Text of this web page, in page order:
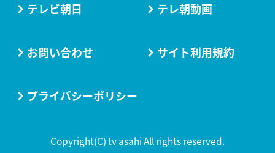
テレビ朝日 テレ朝動画
お問い合わせ サイト利用規約
プライバシーポリシー
Copyright(C) tv asahi All rights reserved.